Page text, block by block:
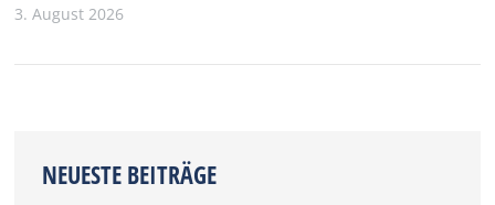
3. August 2026
NEUESTE BEITRÄGE